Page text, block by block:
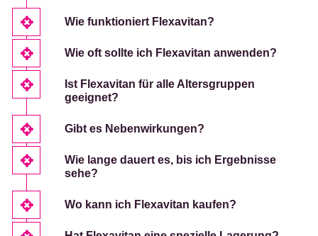
Wie funktioniert Flexavitan?
Wie oft sollte ich Flexavitan anwenden?
Ist Flexavitan für alle Altersgruppen
geeignet?
Gibt es Nebenwirkungen?
Wie lange dauert es, bis ich Ergebnisse
sehe?
Wo kann ich Flexavitan kaufen?